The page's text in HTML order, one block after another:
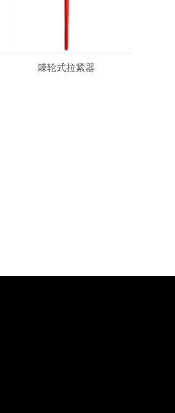
棘轮式拉紧器